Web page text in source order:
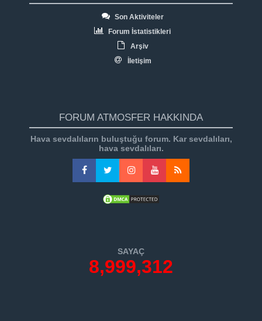
Son Aktiviteler
Forum İstatistikleri
Arşiv
İletişim
FORUM ATMOSFER HAKKINDA
Hava sevdalıların buluştuğu forum. Kar sevdalıları,
hava sevdalıları.
SAYAÇ
8,999,312